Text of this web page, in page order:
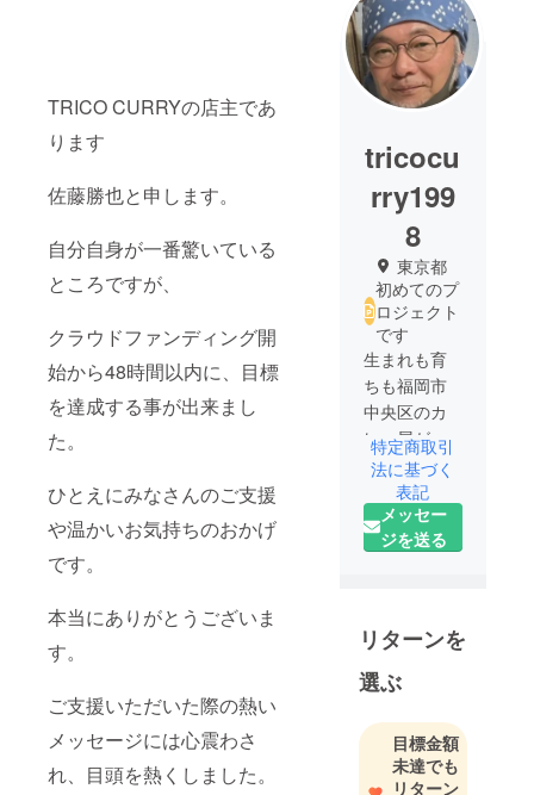
TRICO CURRYの店主であ
ります
佐藤勝也と申します。
自分自身が一番驚いている
ところですが、
クラウドファンディング開
始から48時間以内に、目標
を達成する事が出来まし
た。
ひとえにみなさんのご支援
や温かいお気持ちのおかげ
です。
本当にありがとうございま
す。
ご支援いただいた際の熱い
メッセージには心震わさ
れ、目頭を熱くしました。
tricocu
rry199
8
東京都
初めてのプ
ロジェクト
です
生まれも育
ちも福岡市
中央区のカ
レー屋が
上京して14
年目です。
ドロドロ濃
いカレーを
を楽しめる
唯一無二の
カレーを
作ってま
す。
特定商取引
法に基づく
表記
メッセー
ジを送る
リターンを
選ぶ
目標金額
未達でも
リターン